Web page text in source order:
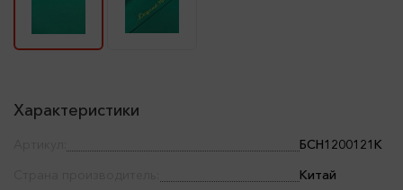
Характеристики
БСН1200121К
Китай